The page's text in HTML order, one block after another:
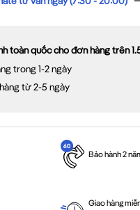
toàn quốc cho đơn hàng trên
trong 1-2 ngày
từ 2-5 ngày
Bảo hành 2
Giao hàng